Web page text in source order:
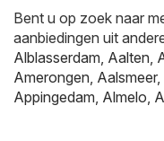
Bent u op zoek naar
aanbiedingen uit
Alblasserdam, Aalten,
Amerongen, Aalsmeer,
Appingedam, Almelo,